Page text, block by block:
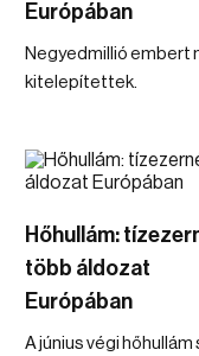
Európában
Negyedmillió embert
kitelepítettek.
Hőhullám:
több áldozat
Európában
A június végi hőhullám